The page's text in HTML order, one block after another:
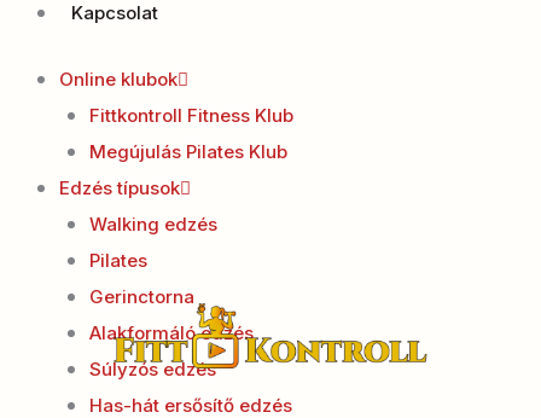
Kapcsolat
Online klubok
Fittkontroll Fitness Klub
Megújulás Pilates Klub
Edzés típusok
Walking edzés
Pilates
Gerinctorna
Alakformáló edzés
Súlyzós edzés
Has-hát ersősítő edzés